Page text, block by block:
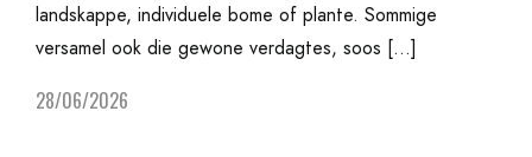
landskappe, individuele bome of plante. Sommige
versamel ook die gewone verdagtes, soos […]
28/06/2026